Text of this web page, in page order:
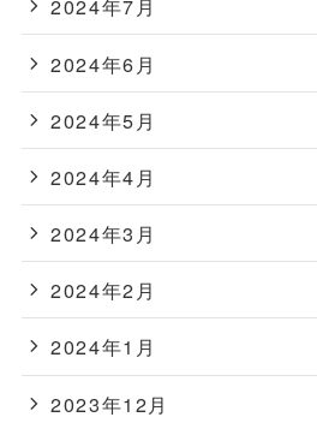
2024年7月
2024年6月
2024年5月
2024年4月
2024年3月
2024年2月
2024年1月
2023年12月